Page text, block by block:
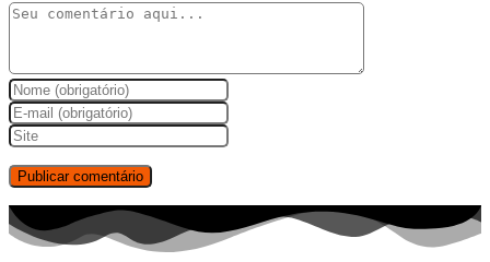
Comment
Digite
seu
nome
ou
nome
de
usuário
para
comentar
Enter
your
email
address
to
comment
Digite
o
URL
do
seu
site
(opcional)